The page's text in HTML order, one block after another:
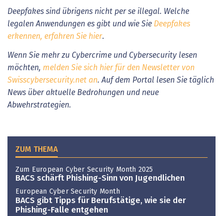
Deepfakes sind übrigens nicht per se illegal. Welche
legalen Anwendungen es gibt und wie Sie Deepfakes
erkennen, erfahren Sie hier.
Wenn Sie mehr zu Cybercrime und Cybersecurity lesen
möchten, melden Sie sich hier für den Newsletter von
Swisscybersecurity.net an. Auf dem Portal lesen Sie täglich
News über aktuelle Bedrohungen und neue
Abwehrstrategien.
ZUM THEMA
Zum European Cyber Security Month 2025
BACS schärft Phishing-Sinn von Jugendlichen
European Cyber Security Month
BACS gibt Tipps für Berufstätige, wie sie der
Phishing-Falle entgehen